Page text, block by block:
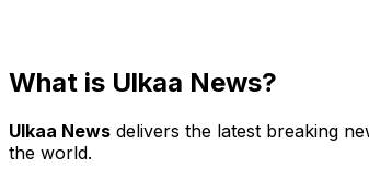
What is Ulkaa News?
Ulkaa News delivers the latest breaking
the world.